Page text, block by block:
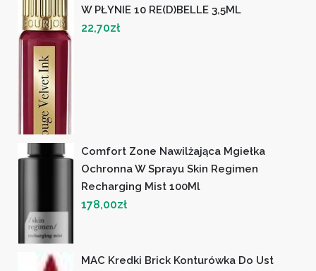
W PŁYNIE 10 RE(D)BELLE 3,5ML
22,70zł
Comfort Zone Nawilżająca Mgiełka
Ochronna W Sprayu Skin Regimen
Recharging Mist 100Ml
178,00zł
MAC Kredki Brick Konturówka Do Ust